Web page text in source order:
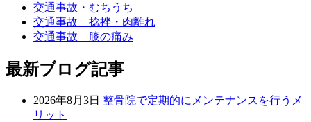
交通事故・むちうち
交通事故 捻挫・肉離れ
交通事故 膝の痛み
最新ブログ記事
2026年8月3日 整骨院で定期的にメンテナンスを行うメ
リット